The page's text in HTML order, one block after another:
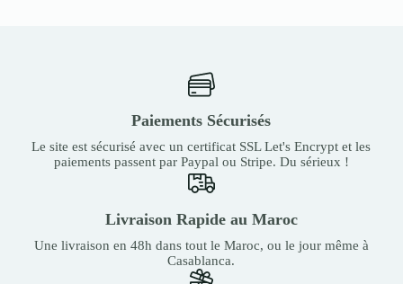
Paiements Sécurisés
Le site est sécurisé avec un certificat SSL Let's Encrypt et les
paiements passent par Paypal ou Stripe. Du sérieux !
Livraison Rapide au Maroc
Une livraison en 48h dans tout le Maroc, ou le jour même à
Casablanca.